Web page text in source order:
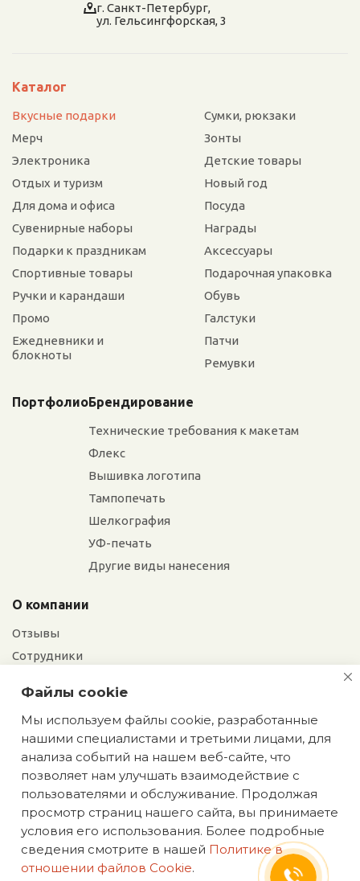
г. Санкт-Петербург,
ул. Гельсингфорская, 3
Каталог
Вкусные подарки
Мерч
Электроника
Отдых и туризм
Для дома и офиса
Сувенирные наборы
Подарки к праздникам
Спортивные товары
Ручки и карандаши
Промо
Ежедневники и
блокноты
Сумки, рюкзаки
Зонты
Детские товары
Новый год
Посуда
Награды
Аксессуары
Подарочная упаковка
Обувь
Галстуки
Патчи
Ремувки
ПортфолиоБрендирование
Технические требования к макетам
Флекс
Вышивка логотипа
Тампопечать
Шелкография
УФ-печать
Другие виды нанесения
О компании
Отзывы
Сотрудники
Вакансии
Политика конфиденциальности
ИП Аасаметс А. И. ИНН 661219180590 ОГРН
Файлы cookie
Мы используем файлы cookie, разработанные
нашими специалистами и третьими лицами, для
анализа событий на нашем веб-сайте, что
позволяет нам улучшать взаимодействие с
пользователями и обслуживание. Продолжая
просмотр страниц нашего сайта, вы принимаете
условия его использования. Более подробные
сведения смотрите в нашей Политике в
отношении файлов Cookie.